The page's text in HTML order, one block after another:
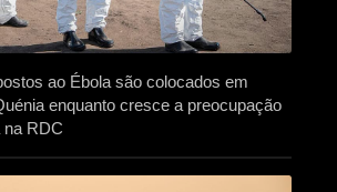
ao Ébola são colocados em
enquanto cresce a preocupação
na RDC